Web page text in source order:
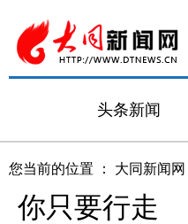
头条新闻
您当前的位置 ： 大同新闻网
你只要行走